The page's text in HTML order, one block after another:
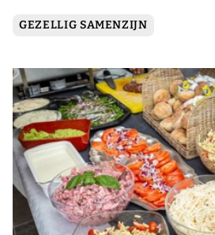
GEZELLIG SAMENZIJN